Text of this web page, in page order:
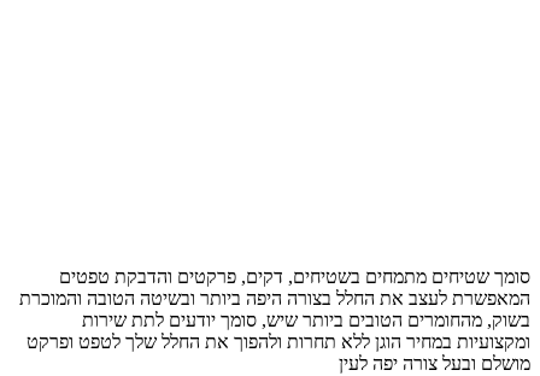
סומך שטיחים מתמחים בשטיחים, דקים, פרקטים והדבקת טפטים
המאפשרת לעצב את החלל בצורה היפה ביותר ובשיטה הטובה והמוכרת
בשוק, מהחומרים הטובים ביותר שיש, סומך יודעים לתת שירות
ומקצועיות במחיר הוגן ללא תחרות ולהפוך את החלל שלך לטפט ופרקט
מושלם ובעל צורה יפה לעין